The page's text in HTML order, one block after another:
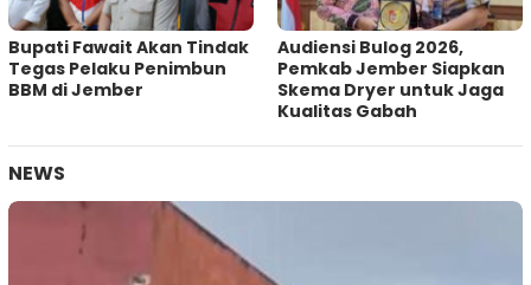
Bupati Fawait Akan Tindak
Tegas Pelaku Penimbun
BBM di Jember
Audiensi Bulog 2026,
Pemkab Jember Siapkan
Skema Dryer untuk Jaga
Kualitas Gabah
NEWS